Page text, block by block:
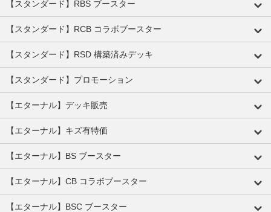
【スタンダード】RBS ブースター
【スタンダード】RCB コラボブースター
【スタンダード】RSD 構築済みデッキ
【スタンダード】プロモーション
【エターナル】デッキ販売
【エターナル】キズ有特価
【エターナル】BS ブースター
【エターナル】CB コラボブースター
【エターナル】BSC ブースター